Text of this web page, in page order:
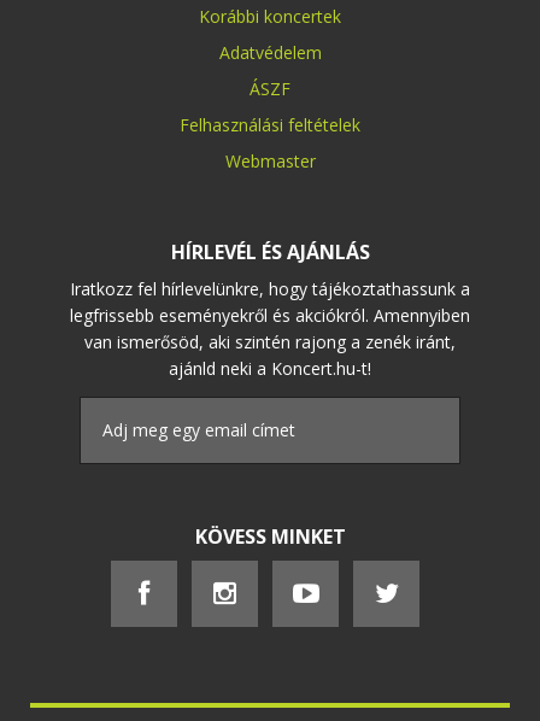
Korábbi koncertek
Adatvédelem
ÁSZF
Felhasználási feltételek
Webmaster
HÍRLEVÉL ÉS AJÁNLÁS
Iratkozz fel hírlevelünkre, hogy tájékoztathassunk a
legfrissebb eseményekről és akciókról. Amennyiben
van ismerősöd, aki szintén rajong a zenék iránt,
ajánld neki a Koncert.hu-t!
KÖVESS MINKET